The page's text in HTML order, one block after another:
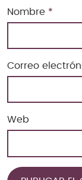
Nombre *
Correo
Web